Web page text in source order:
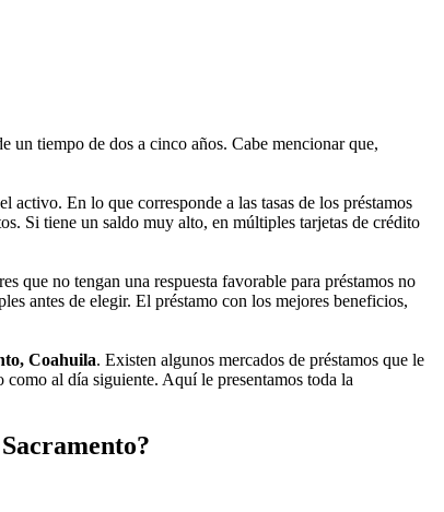
un tiempo de dos a cinco años. Cabe mencionar que,
activo. En lo que corresponde a las tasas de los préstamos
Si tiene un saldo muy alto, en múltiples tarjetas de crédito
que no tengan una respuesta favorable para préstamos no
antes de elegir. El préstamo con los mejores beneficios,
Coahuila. Existen algunos mercados de préstamos que le
al día siguiente. Aquí le presentamos toda la